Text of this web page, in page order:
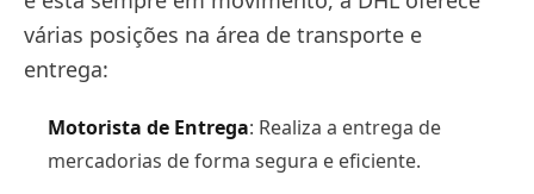
várias posições na área de transporte e
entrega:
Motorista de Entrega: Realiza a entrega de
mercadorias de forma segura e eficiente.